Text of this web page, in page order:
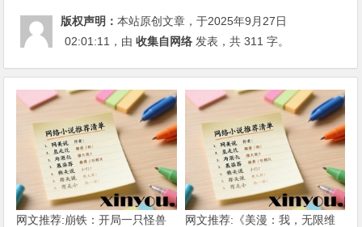
版权声明：本站原创文章，于2025年9月27日
02:01:11 ，由收集自网络 发表，共 311 字。
网文推荐:崩铁：开局一只怪兽
网文推荐:《美漫：我，无限维